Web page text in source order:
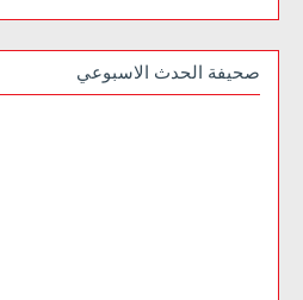
صحيفة الحدث الاسبوعي